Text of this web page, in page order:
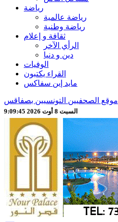
رياضة
رياضة عالمية
رياضة وطنية
ثقافة و إعلام
الرأي الآخر
دين و دنيا
الوفيات
القراء يكتبون
مايد إين سفاكس
موقع الصحفيين التونسيين بصفاقس
السبت 8 أوت 2026 9:09:47